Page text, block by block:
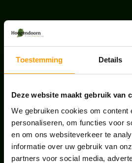
Toestemming Details
Deze website maakt gebruik van
We gebruiken cookies om content
personaliseren, om functies voor
en om ons websiteverkeer te
informatie over uw gebruik van
partners voor social media,
LAATSTE NIEUWS
BLOG: LUIS IN
augustus 7, 2026
UNION HOUSE